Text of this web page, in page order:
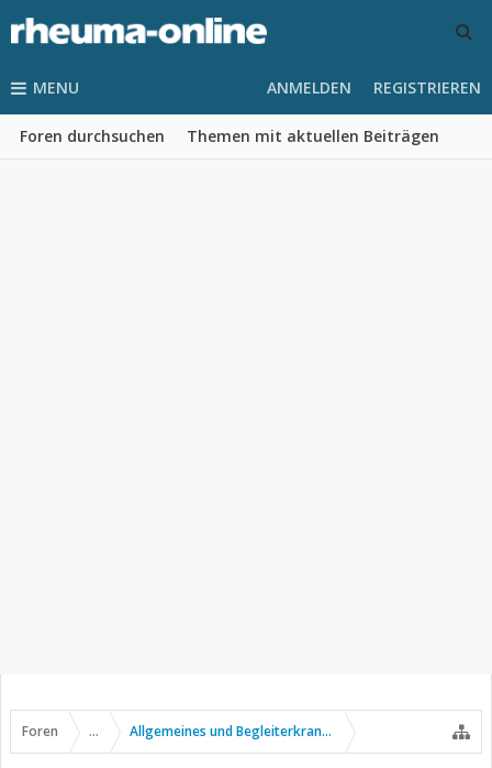
MENU
Foren durchsuchen Themen mit aktuellen Beiträgen
ANMELDEN REGISTRIEREN
Foren ... Allgemeines und Begleiterkrankungen